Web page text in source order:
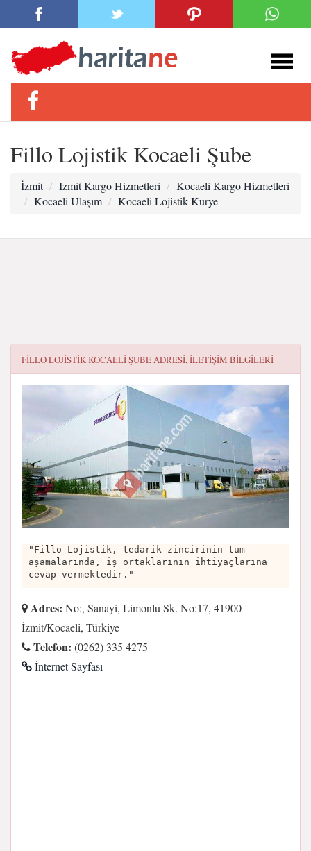
Fillo Lojistik Kocaeli Şube
İzmit Izmit Kargo Hizmetleri
Kocaeli Kargo Hizmetleri
Kocaeli Ulaşım
Kocaeli Lojistik Kurye
FILLO LOJISTIK KOCAELI ŞUBEADRESI, ILETIŞIM BILGILERI
"Fillo Lojistik, tedarik zincirinin tüm
aşamalarında, iş ortaklarının ihtiyaçlarına
cevap vermektedir."
Adres: No:, Sanayi, Limonlu Sk. No:17, 41900
İzmit/Kocaeli, Türkiye
Telefon: (0262) 335 4275
İnternet Sayfası